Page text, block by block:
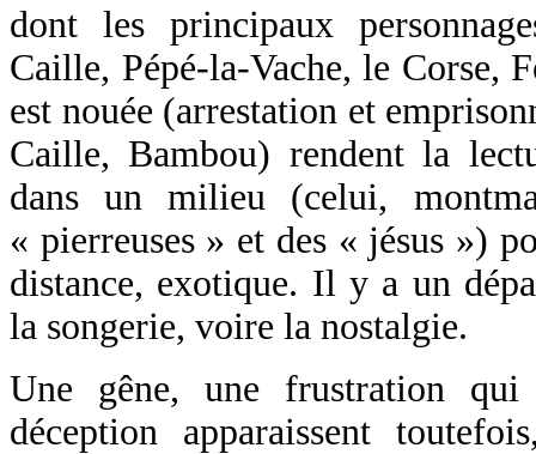
dont les principaux
Caille, Pépé-la-Vache, le Corse,
est nouée (arrestation et
Caille, Bambou) rendent la
dans un milieu (celui,
« pierreuses » et des « jésus »)
distance, exotique. Il y a un
la songerie, voire la nostalgie.
Une gêne, une frustration
déception apparaissent